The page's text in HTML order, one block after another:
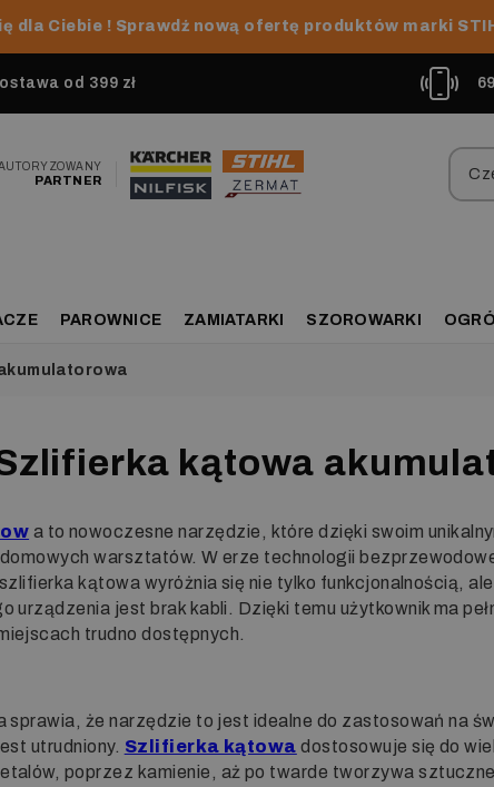
dla Ciebie ! Sprawdź nową ofertę produktów marki
od 399 zł
PARTNER
PAROWNICE ZAMIATARKI SZOROWARKI
kątowa
a to nowoczesne narzędzie, które dzięki swoim
warsztatów. W erze technologii
kątowa wyróżnia się nie tylko funkcjonalnością,
jest brak kabli. Dzięki temu użytkownik ma
trudno dostępnych.
sprawia, że narzędzie to jest idealne do zastosowań na
utrudniony. Szlifierka kątowa dostosowuje się do
poprzez kamienie, aż po twarde tworzywa